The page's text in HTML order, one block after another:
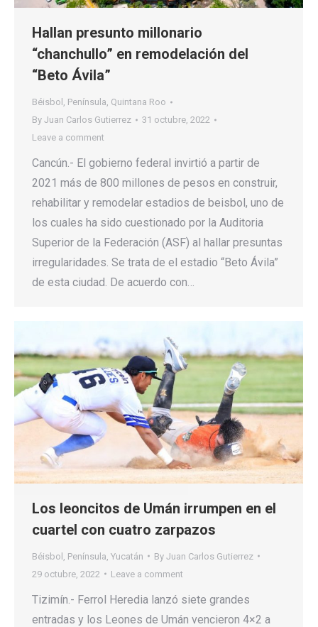
Hallan presunto millonario
“chanchullo” en remodelación del
“Beto Ávila”
Béisbol , Península, Quintana Roo
By Juan Carlos Gutierrez
31 octubre, 2022
Leave a comment
Cancún.- El gobierno federal invirtió a partir de
2021 más de 800 millones de pesos en construir,
rehabilitar y remodelar estadios de beisbol, uno de
los cuales ha sido cuestionado por la Auditoria
Superior de la Federación (ASF) al hallar presuntas
irregularidades. Se trata de el estadio “Beto Ávila”
de esta ciudad. De acuerdo con…
Los leoncitos de Umán irrumpen en el
cuartel con cuatro zarpazos
Béisbol Península Yucatán By Juan Carlos Gutierrez
29 octubre, 2022
Leave a comment
Tizimín.- Ferrol Heredia lanzó siete grandes
entradas y los Leones de Umán vencieron 4×2 a